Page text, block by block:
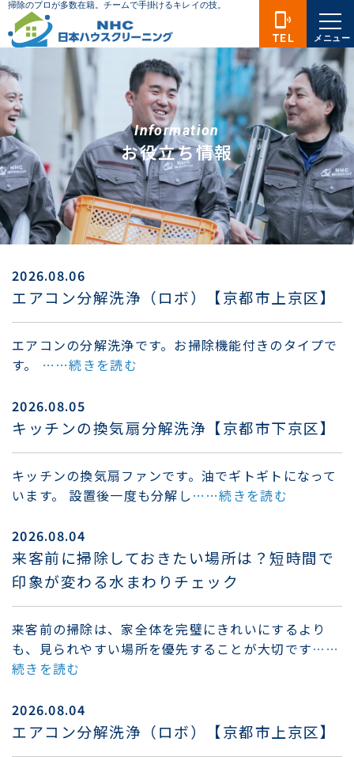
Information
お役立ち情報
2026.08.06
エアコン分解洗浄（ロボ）【京都市上京区】
エアコンの分解洗浄です。お掃除機能付きのタイプで
す。 ……続きを読む
2026.08.05
キッチンの換気扇分解洗浄【京都市下京区】
キッチンの換気扇ファンです。油でギトギトになって
います。 設置後一度も分解し ……続きを読む
2026.08.04
来客前に掃除しておきたい場所は？短時間で
印象が変わる水まわりチェック
来客前の掃除は、家全体を完璧にきれいにするより
も、見られやすい場所を優先することが大切です……
続きを読む
2026.08.04
エアコン分解洗浄（ロボ）【京都市上京区】
phonelink_ring
TEL メニュー